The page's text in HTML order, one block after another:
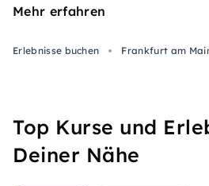
Mehr erfahren
Erlebnisse buchen Frankfurt am
Top Kurse und
Deiner Nähe